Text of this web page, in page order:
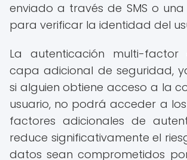
enviado a través de SMS o
para verificar la identidad del
La autenticación multi-
capa adicional de seguridad,
si alguien obtiene acceso a la
usuario, no podrá acceder a
factores adicionales de
reduce significativamente el
datos sean comprometidos